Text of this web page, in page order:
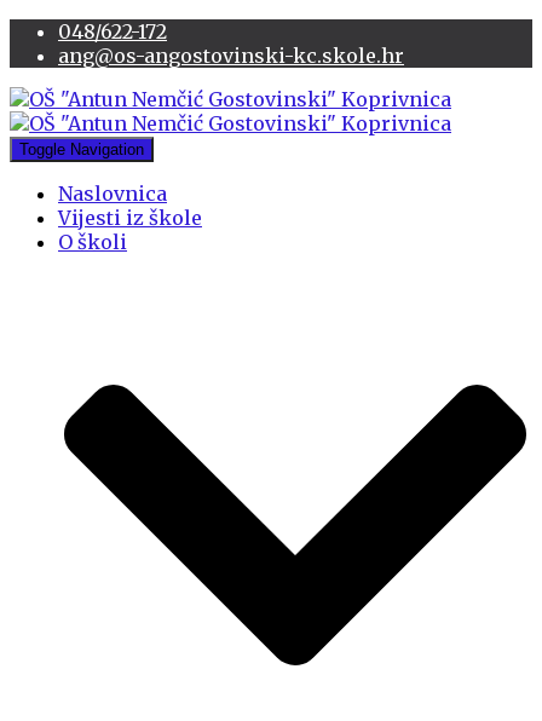
048/622-172
ang@os-angostovinski-kc.skole.hr
Toggle Navigation
Naslovnica
Vijesti iz škole
O školi